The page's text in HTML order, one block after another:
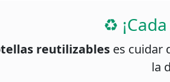
♻️
reutilizableses cuidar
la